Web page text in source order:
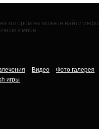
котором вы можете найти
в мире.
Видео
Фото галерея
игры